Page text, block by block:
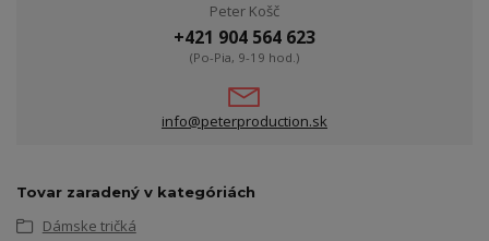
Peter Košč
+421 904 564 623
(Po-Pia, 9-19 hod.)
info@peterproduction.sk
Tovar zaradený v kategóriách
Dámske tričká